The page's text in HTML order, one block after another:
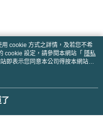
cookie 方式之詳情，及若您不希
cookie 設定，請參閱本網站「 隱私
即表示您同意本公司得按本網站使